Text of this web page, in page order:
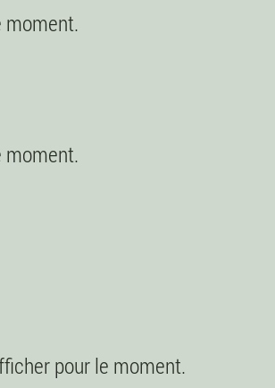
moment.
moment.
pour le moment.